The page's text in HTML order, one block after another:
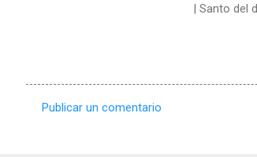
| Santo del
Publicar un comentario